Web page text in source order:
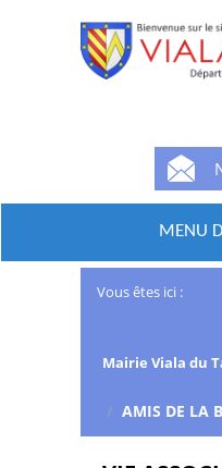
MENU
Vous êtes ici :
Mairie Viala du
/ AMIS DE LA